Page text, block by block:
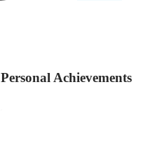
Personal Achievements